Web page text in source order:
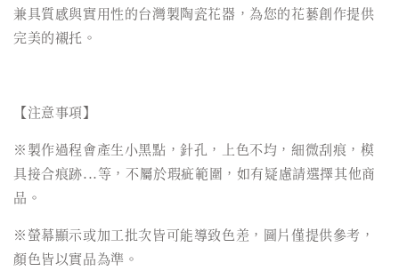
兼具質感與實用性的台灣製陶瓷花器，為您的花藝創作提供
完美的襯托。
【注意事項】
※製作過程會產生小黑點，針孔，上色不均，細微刮痕，模
具接合痕跡...等，不屬於瑕疵範圍，如有疑慮請選擇其他商
品。
※螢幕顯示或加工批次皆可能導致色差，圖片僅提供參考，
顏色皆以實品為準。